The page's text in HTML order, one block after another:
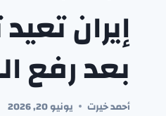
إيران
بعد رفع
أحمد خيرت يونيو 20, 2026